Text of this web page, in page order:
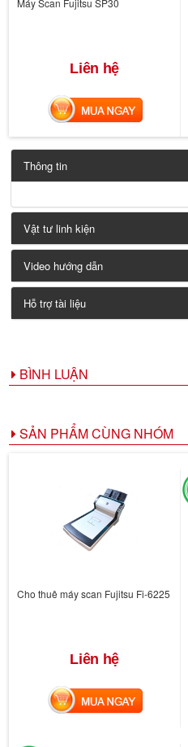
Máy Scan Fujitsu SP30
Liên hệ
MUA NGAY
Thông tin
Vật tư linh kiện
Video hướng dẫn
Hỗ trợ tài liệu
BÌNH LUẬN
SẢN PHẨM CÙNG NHÓM
Cho thuê máy scan Fujitsu Fi-6225
Liên hệ
MUA NGAY